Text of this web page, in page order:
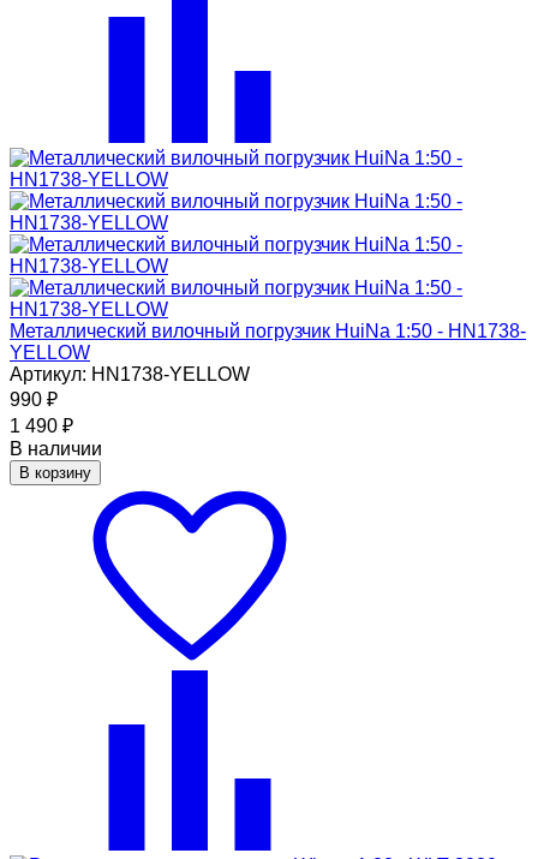
Металлический вилочный погрузчик HuiNa 1:50 - HN1738-
YELLOW
Артикул: HN1738-YELLOW
990 ₽
1 490 ₽
В наличии
В корзину